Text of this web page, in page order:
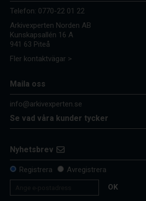
Telefon: 0770-22 01 22
Arkivexperten Norden AB
Kunskapsallén 16 A
941 63 Piteå
Fler kontaktvägar >
Maila oss
info@arkivexperten.se
Se vad våra kunder tycker
Nyhetsbrev
Registrera
Avregistrera
OK